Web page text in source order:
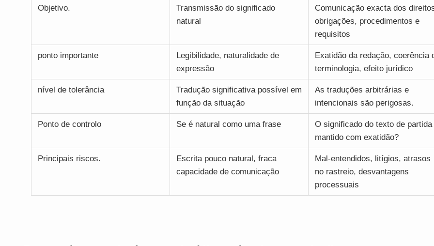
Objetivo.
Transmissão do significado
natural
Comunicação exacta dos
obrigações, procedimentos e
requisitos
ponto importante
Legibilidade, naturalidade de
expressão
Exatidão da redação, coerência
terminologia, efeito jurídico
nível de tolerância
Tradução significativa possível em
função da situação
As traduções arbitrárias e
intencionais são perigosas.
Ponto de controlo Se é natural como uma frase
O significado do texto de partida
mantido com exatidão?
Principais riscos.
Escrita pouco natural, fraca
capacidade de comunicação
Mal-entendidos, litígios, atrasos
no rastreio, desvantagens
processuais